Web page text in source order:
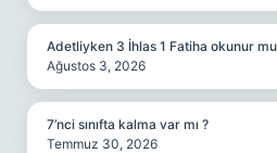
Adetliyken 3 İhlas 1 Fatiha okunur
Ağustos 3, 2026
7’nci sınıfta kalma var mı ?
Temmuz 30, 2026